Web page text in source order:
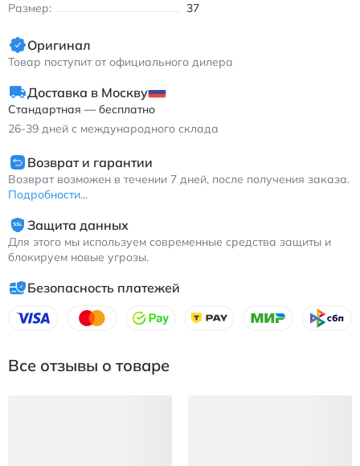
Размер: 37
Оригинал
Товар поступит от официального дилера
Доставка в Москву
Стандартная — бесплатно
26-39 дней с международного склада
Возврат и гарантии
Возврат возможен в течении 7 дней, после получения заказа.
Подробности...
Защита данных
Для этого мы используем современные средства защиты и
блокируем новые угрозы.
Безопасность платежей
Все отзывы о товаре